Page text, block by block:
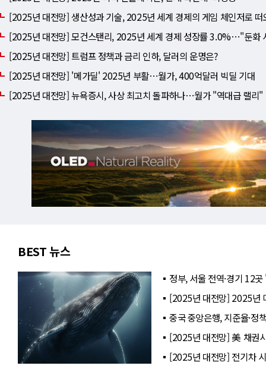
[2025년 대전망] 생산성과 기술, 2025년 세계 경제의 게임 체인저로 떠
[2025년 대전망] 모건스탠리, 2025년 세계 경제 성장률 3.0%⋯"둔화
[2025년 대전망] 트럼프 정책과 금리 인하, 달러의 운명은?
[2025년 대전망] '메가딜' 2025년 부활⋯월가, 400억달러 빅딜 기대
[2025년 대전망] 뉴욕증시, 사상 최고치 돌파하나⋯월가 "역대급 랠리"
BEST 뉴스
정부, 서울 전역·경기 12
[2025년 대전망] 2025년
중국 중앙은행, 지준율·
[2025년 대전망] 美 채권
[2025년 대전망] 전기차